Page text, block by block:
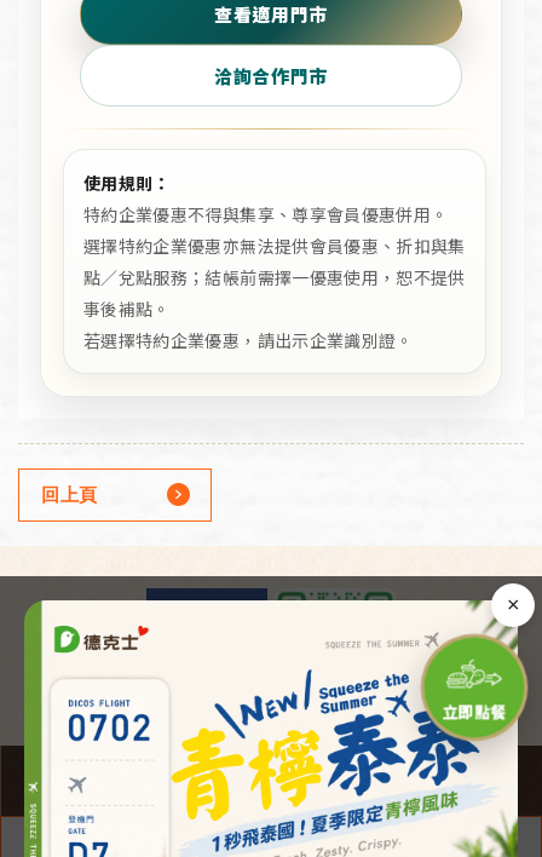
×
查看適用門市
洽詢合作門市
使用規則：
特約企業優惠不得與集享、尊享會員優惠併用。
選擇特約企業優惠亦無法提供會員優惠、折扣與集
點／兌點服務；結帳前需擇一優惠使用，恕不提供
事後補點。
若選擇特約企業優惠，請出示企業識別證。
回上頁
立即點餐
×
Copyright ©
© 2026 Dicos Taiwan. All Rights Reserved.
台灣頂巧餐飲事業股份有限公司 版權所有